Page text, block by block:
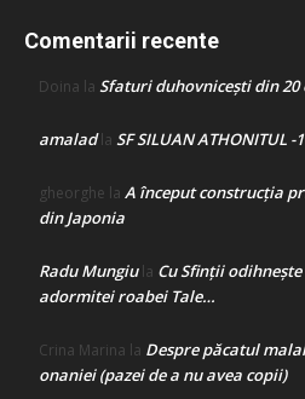
Comentarii recente
Doina la Sfaturi duhovnicești din 20
amaladla SF SILUAN ATHONITUL -
gheorghe la A început construcţia
din Japonia
Radu Mungiula Cu Sfinții
adormitei roabei Tale…
Crina Marina la Despre păcatul
onaniei (pazei de a nu avea copii)